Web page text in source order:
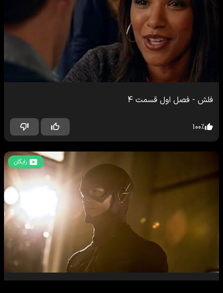
فلش - فصل اول قسمت 4
100%
رایگان